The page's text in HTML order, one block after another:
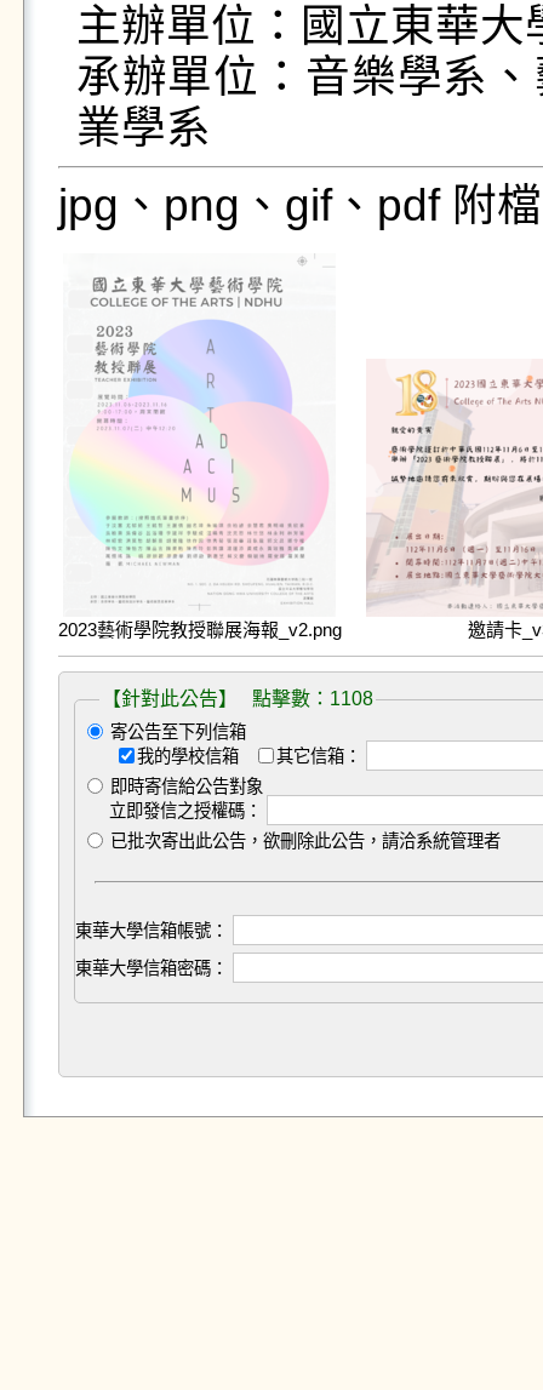
主辦單位：國立東華大
承辦單位：音樂學系
業學系
jpg、png、gif、pdf 附
2023藝術學院教授聯展海報_v2.png 邀請卡
【針對此公告】 點擊數：1108
寄公告至下列信箱
我的學校信箱
其它信箱：
即時寄信給公告對象
立即發信之授權碼：
已批次寄出此公告，欲刪除此公告，請洽系統管理者
東華大學信箱帳號：
東華大學信箱密碼：